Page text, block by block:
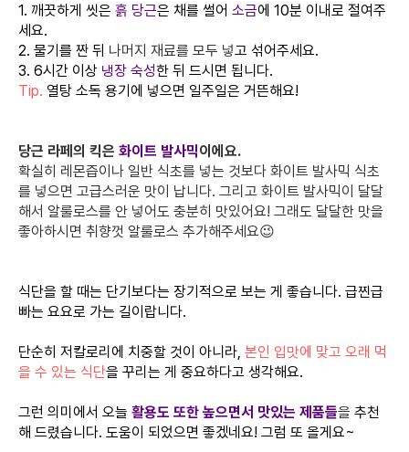
1. 깨끗하게 씻은 흙 당근은 채를 썰어 소금에 10분 이내로 절여주
세요.
2. 물기를 짠 뒤 나머지 재료를 모두 넣고 섞어주세요.
3. 6시간 이상 냉장 숙성한 뒤 드시면 됩니다.
Tip. 열탕 소독 용기에 넣으면 일주일은 거뜬해요!
당근 라페의 킥은 화이트 발사믹이에요.
확실히 레몬즙이나 일반 식초를 넣는 것보다 화이트 발사믹 식초
를 넣으면 고급스러운 맛이 납니다. 그리고 화이트 발사믹이 달달
해서 알룰로스를 안 넣어도 충분히 맛있어요! 그래도 달달한 맛을
좋아하시면 취향껏 알룰로스 추가해주세요😉
식단을 할 때는 단기보다는 장기적으로 보는 게 좋습니다. 급찐급
빠는 요요로 가는 길이랍니다.
단순히 저칼로리에 치중할 것이 아니라, 본인 입맛에 맞고 오래 먹
을 수 있는 식단을 꾸리는 게 중요하다고 생각해요.
그런 의미에서 오늘 활용도 또한 높으면서 맛있는 제품들을 추천
해 드렸습니다. 도움이 되었으면 좋겠네요! 그럼 또 올게요~